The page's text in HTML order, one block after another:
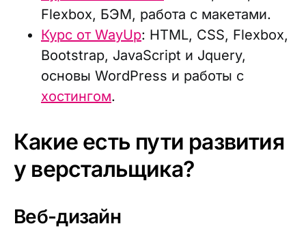
Flexbox, БЭМ, работа с макетами.
Курс от WayUp: HTML, CSS, Flexbox,
Bootstrap, JavaScript и Jquery,
основы WordPress и работы с
хостингом.
Какие есть пути развития
у верстальщика?
Веб-дизайн